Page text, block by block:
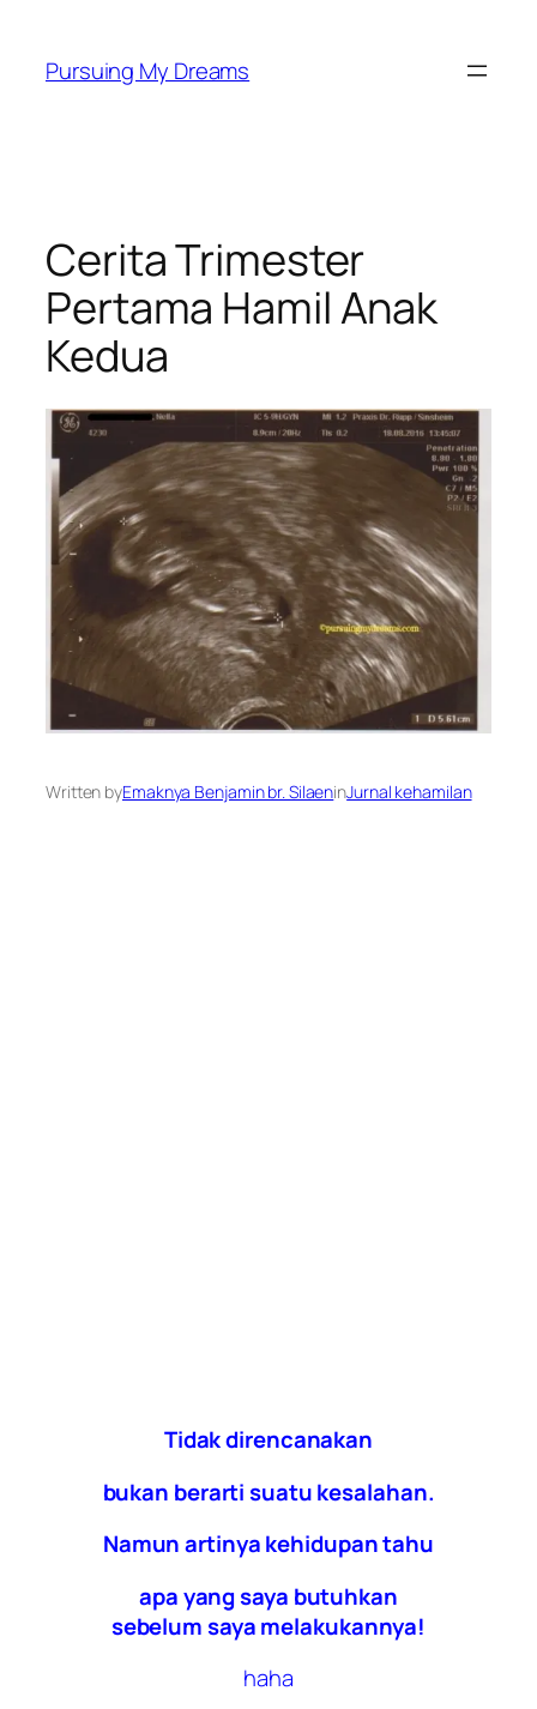
content
Pursuing My Dreams
Cerita Trimester
Pertama Hamil Anak
Kedua
Written byEmaknya Benjamin br. SilaeninJurnal kehamilan
Tidak direncanakan
bukan berarti suatu kesalahan.
Namun artinya kehidupan tahu
apa yang saya butuhkan
sebelum saya melakukannya!
haha